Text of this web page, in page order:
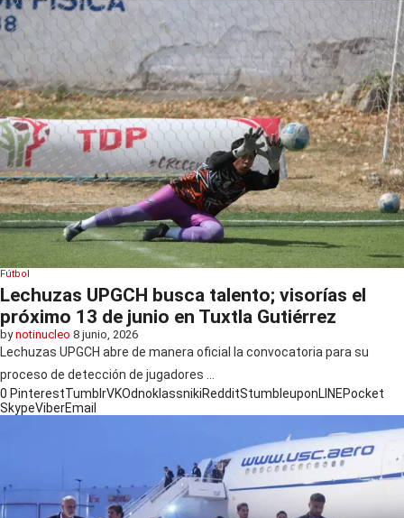
Fútbol
Lechuzas UPGCH busca talento; visorías el
próximo 13 de junio en Tuxtla Gutiérrez
bynotinucleo 8 junio, 2026
Lechuzas UPGCH abre de manera oficial la convocatoria para su
proceso de detección de jugadores …
0 PinterestTumblrVKOdnoklassnikiRedditStumbleuponLINEPocket
SkypeViberEmail